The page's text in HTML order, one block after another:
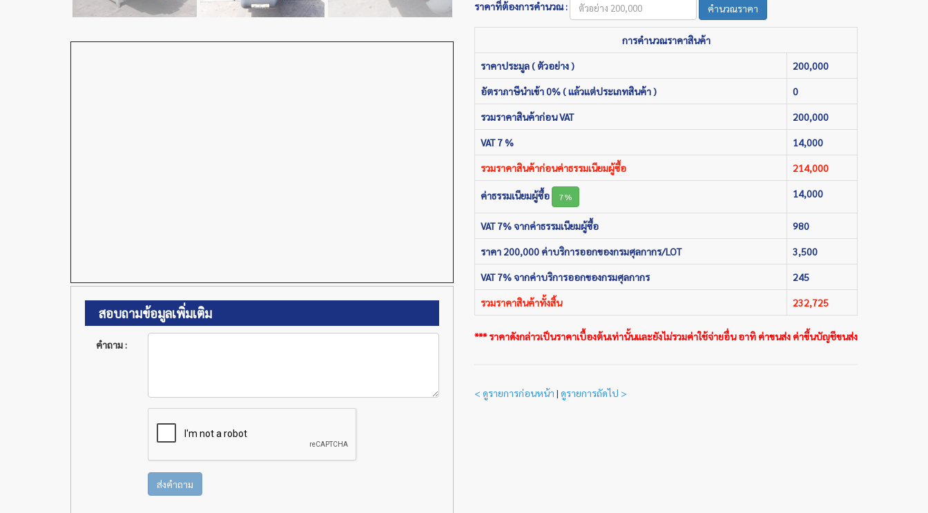
สอบถามข้อมูลเพิ่มเติม
คำถาม :
ส่งคำถาม
ราคาที่ต้องการคำนวณ : คำนวณราคา
การคำนวณราคาสินค้า
ราคาประมูล ( ตัวอย่าง ) 200,000
อัตราภาษีนำเข้า 0% ( แล้วแต่ประเภทสินค้า ) 0
รวมราคาสินค้าก่อน VAT 200,000
VAT 7 % 14,000
รวมราคาสินค้าก่อนค่าธรรมเนียมผู้ซื้อ 214,000
ค่าธรรมเนียมผู้ซื้อ 7% 14,000
VAT 7% จากค่าธรรมเนียมผู้ซื้อ 980
ราคา 200,000 ค่าบริการออกของกรมศุลกากร/LOT 3,500
VAT 7% จากค่าบริการออกของกรมศุลกากร 245
รวมราคาสินค้าทั้งสิ้น 232,725
*** ราคาดังกล่าวเป็นราคาเบื้องต้นเท่านั้นและยังไม่รวมค่าใช้จ่ายอื่น อาทิ ค่าขนส่ง ค่าขึ้นบัญชีขนส่ง
< ดูรายการก่อนหน้า | ดูรายการถัดไป >